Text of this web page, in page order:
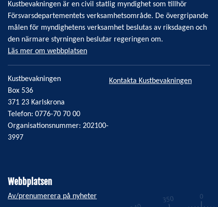
Kustbevakningen är en civil statlig myndighet som tillhör
Försvarsdepartementets verksamhetsområde. De övergripande
målen för myndighetens verksamhet beslutas av riksdagen och
den närmare styrningen beslutar regeringen om.
Läs mer om webbplatsen
Kustbevakningen
Box 536
371 23 Karlskrona
Telefon: 0776-70 70 00
Organisationsnummer: 202100-
3997
Kontakta Kustbevakningen
Webbplatsen
Av/prenumerera på nyheter